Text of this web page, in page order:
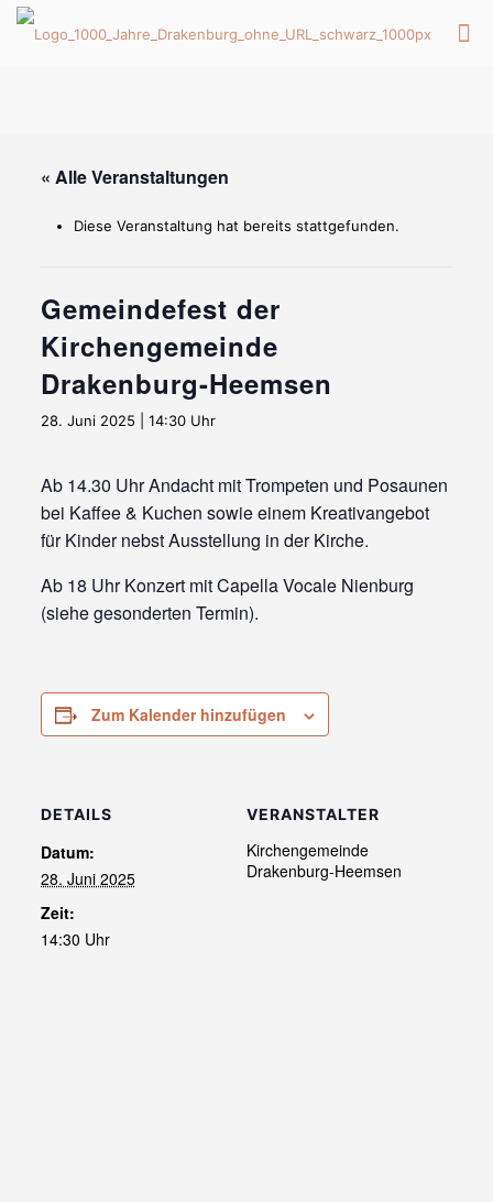
« Alle Veranstaltungen
Diese Veranstaltung hat bereits stattgefunden.
Gemeindefest der
Kirchengemeinde
Drakenburg-Heemsen
28. Juni 2025 | 14:30 Uhr
Ab 14.30 Uhr Andacht mit Trompeten und Posaunen
bei Kaffee & Kuchen sowie einem Kreativangebot
für Kinder nebst Ausstellung in der Kirche.
Ab 18 Uhr Konzert mit Capella Vocale Nienburg
(siehe gesonderten Termin).
Zum Kalender hinzufügen
DETAILS
Datum:
28. Juni 2025
Zeit:
14:30 Uhr
VERANSTALTER
Kirchengemeinde
Drakenburg-Heemsen